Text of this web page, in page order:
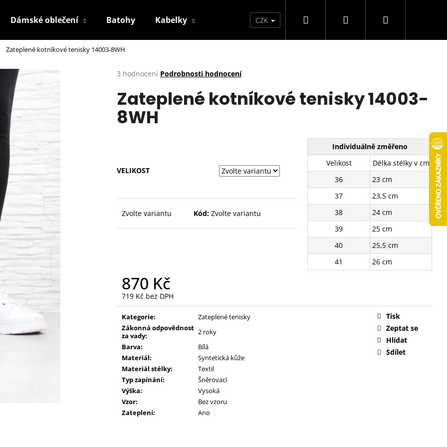
Dámské oblečení Batohy Kabelky CZK Hledat PřihlášeníNákupní
Zateplené kotníkové tenisky 14003-8WH
Průměrné
produktu
je
4,0
z
3 hodnocení Podrobnosti hodnocení
Zateplené kotníkové tenisky 14003-
8WH
Individuálně změřeno
Velikost
Délka stélky v cm
36
23 cm
37
23,5 cm
38
24 cm
39
25 cm
40
25,5 cm
41
26 cm
VELIKOST
Zvolte variantu Kód: Zvolte variantu
870 Kč
719 Kč bez DPH
Měrná
cena:
Kategorie:
Zateplené tenisky
Zákonná odpovědnost
za vady:
2 roky
Barva:
Bílá
Materiál:
Syntetická kůže
Materiál stélky:
Textil
Typ zapínání:
Šněrovací
Výška:
Vysoká
Vzor:
Bez vzoru
Zateplení:
Ano
Tisk
Zeptat se
Hlídat
Sdílet
Co potřebujete najít?
HLEDAT
BÍLÉ KRAJKOVÉ PLÁTĚNKY SJ2637-2WH
Kč
490 Kč
BÍLÉ KRAJKOVÉ TENISKY 11201-8WH
390 Kč